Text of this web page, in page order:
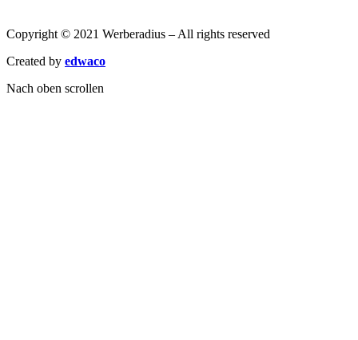
Copyright © 2021 Werberadius – All rights reserved
Created by edwaco
Nach oben scrollen